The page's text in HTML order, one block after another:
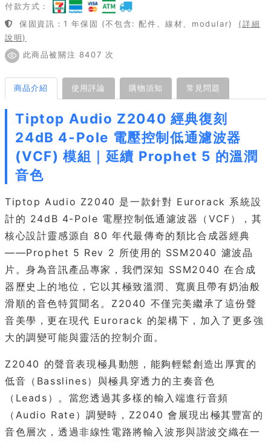
付款方式：
保固資訊：1 年保固 (不包含: 配件、線材、modular)
(詳細
說明)
此商品被關注 8407 次
商品介紹 使用評論 購物須知 常見問題
Tiptop Audio Z2040 經典復刻
24dB 4-Pole 電壓控制低通濾波器
(VCF) 模組｜延續 Prophet 5 的溫潤
音色
Tiptop Audio Z2040 是一款針對 Eurorack 系統設
計的 24dB 4-Pole 電壓控制低通濾波器（VCF），其
核心設計靈感源自 80 年代最傳奇的類比合成器經典
——Prophet 5 Rev 2 所使用的 SSM2040 濾波晶
片。身為音訊產品專家，我們深知 SSM2040 在合成
器歷史上的地位，它以其極致溫潤、寬廣且帶有奶油般
滑順的音色特質聞名。Z2040 不僅完美繼承了這份聲
音美學，更在現代 Eurorack 的架構下，加入了更多強
大的調變可能與靈活的控制介面。
Z2040 的聲音表現極具動態，能夠輕鬆創造出厚實的
低音（Basslines）與極具穿透力的主奏音色
（Leads）。當您透過其多樣的輸入端進行音頻
（Audio Rate）調變時，Z2040 會展現出極其豐富的
音色層次，透過非線性電路將輸入波形與諧波交織在一